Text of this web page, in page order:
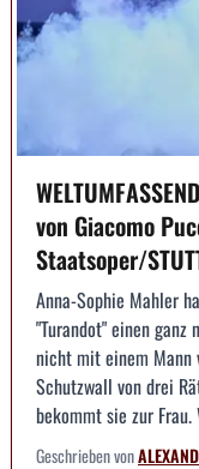
von Giacomo
Staatsoper/
Anna-Sophie Mahler
"Turandot" einen ganz
nicht mit einem Mann
Schutzwall von drei
bekommt sie zur
Geschrieben von